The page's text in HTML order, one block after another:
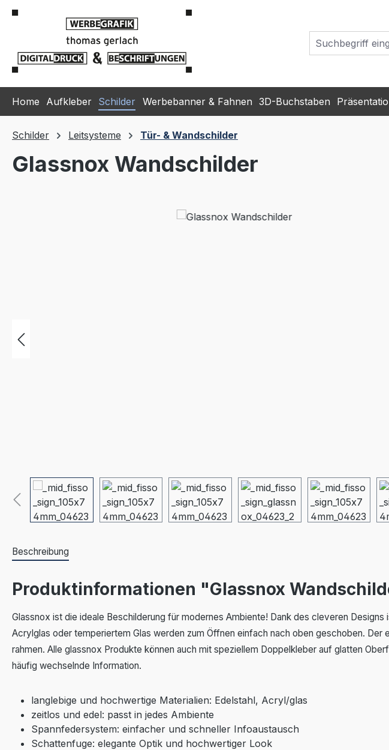
Hauptinhalt springen
Zur Suche springen
Zur Hauptnavigation springen
Home Aufkleber Schilder Werbebanner & Fahnen 3D-Buchstaben
Schilder Leitsysteme Tür- & Wandschilder
Glassnox Wandschilder
Beschreibung
Produktinformationen "Glassnox
Glassnox ist die ideale Beschilderung für modernes Ambiente! Dank des cleveren
Acrylglas oder temperiertem Glas werden zum Öffnen einfach nach oben geschoben.
rahmen. Alle glassnox Produkte können auch mit speziellem Doppelkleber auf glatten
häufig wechselnde Information.
langlebige und hochwertige Materialien: Edelstahl, Acryl/glas
zeitlos und edel: passt in jedes Ambiente
Spannfedersystem: einfacher und schneller Infoaustausch
Schattenfuge: elegante Optik und hochwertiger Look